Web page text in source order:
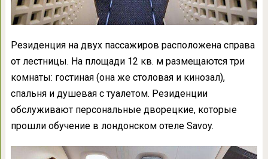
Резиденция на двух пассажиров расположена справа
от лестницы. На площади 12 кв. м размещаются три
комнаты: гостиная (она же столовая и кинозал),
спальня и душевая с туалетом. Резиденции
обслуживают персональные дворецкие, которые
прошли обучение в лондонском отеле Savoy.